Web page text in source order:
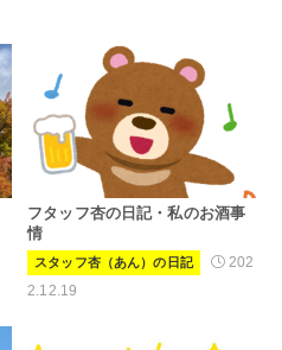
フタッフ杏の日記・私のお酒事
情
スタッフ杏（あん）の日記
202
2.12.19